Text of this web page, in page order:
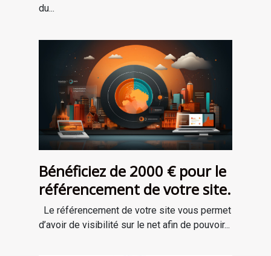
du...
Bénéficiez de 2000 € pour le
référencement de votre site.
Le référencement de votre site vous permet
d’avoir de visibilité sur le net afin de pouvoir...